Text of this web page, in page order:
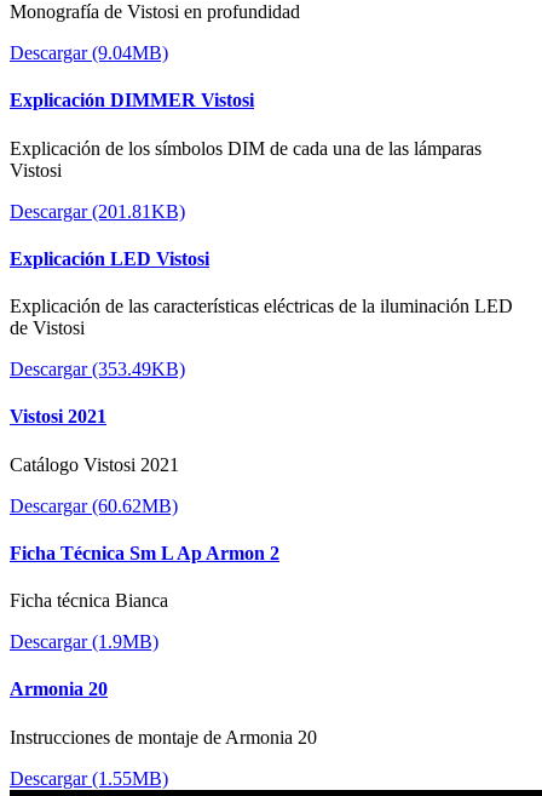
Monografía de Vistosi en profundidad
Descargar (9.04MB)
Explicación DIMMER Vistosi
Explicación de los símbolos DIM de cada una de las lámparas
Vistosi
Descargar (201.81KB)
Explicación LED Vistosi
Explicación de las características eléctricas de la iluminación LED
de Vistosi
Descargar (353.49KB)
Vistosi 2021
Catálogo Vistosi 2021
Descargar (60.62MB)
Ficha Técnica Sm L Ap Armon 2
Ficha técnica Bianca
Descargar (1.9MB)
Armonia 20
Instrucciones de montaje de Armonia 20
Descargar (1.55MB)